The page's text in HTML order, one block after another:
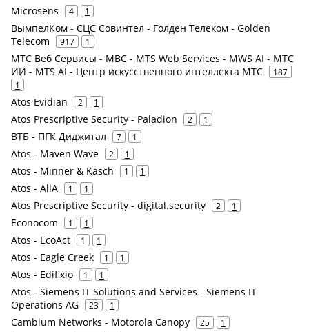
Microsens 4 1
ВымпелКом - СЦС Совинтел - Голден Телеком - Golden
Telecom
917 1
МТС Веб Сервисы - МВС - MTS Web Services - MWS AI - МТС
ИИ - MTS AI - Центр искусственного интеллекта МТС
187
1
Atos Evidian 2 1
Atos Prescriptive Security - Paladion 2 1
ВТБ - ПГК Диджитал 7 1
Atos - Maven Wave 2 1
Atos - Minner & Kasch 1 1
Atos - AliА 1 1
Atos Prescriptive Security - digital.security 2 1
Econocom 1 1
Atos - EcoAct 1 1
Atos - Eagle Creek 1 1
Atos - Edifixio 1 1
Atos - Siemens IT Solutions and Services - Siemens IT
Operations AG
23 1
Cambium Networks - Motorola Canopy 25 1